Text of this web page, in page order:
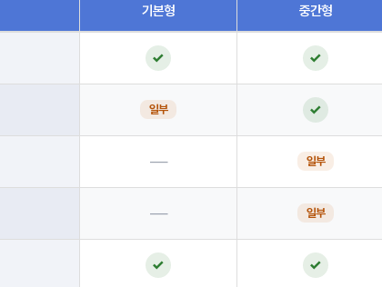
고용)
기본형 중간형
✓ ✓
일부 ✓
— 일부
— 일부
✓ ✓